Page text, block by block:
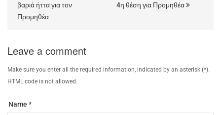
βαριά ήττα για τον
Προμηθέα
4η θέση για Προμηθέα
Leave a comment
Make sure you enter all the required information, indicated by an asterisk (*).
HTML code is not allowed.
Name *